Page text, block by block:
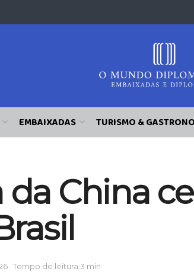
EMBAIXADAS TURISMO &
China
Tempo de leitura:3 min